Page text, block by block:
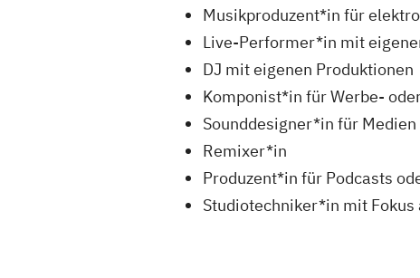
Musikproduzent*in für
Live-Performer*in mit
DJ mit eigenen Produktionen
Komponist*in für Werbe-
Sounddesigner*in für Medien
Remixer*in
Produzent*in für Podcasts
Studiotechniker*in mit Fokus